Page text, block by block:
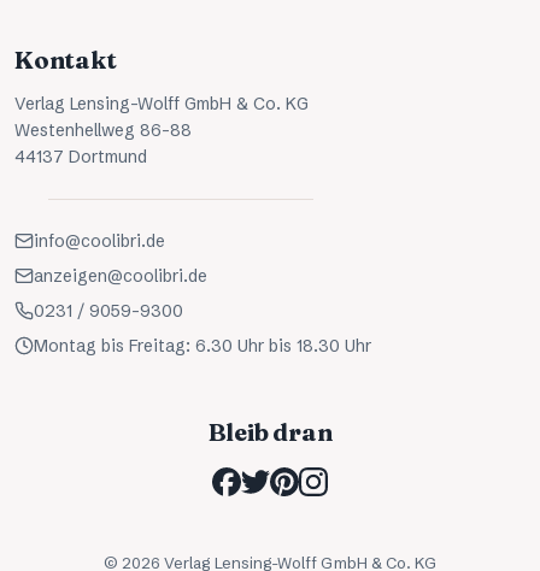
Kontakt
Verlag Lensing-Wolff GmbH & Co. KG
Westenhellweg 86-88
44137 Dortmund
info@coolibri.de
anzeigen@coolibri.de
0231 / 9059-9300
Montag bis Freitag: 6.30 Uhr bis 18.30 Uhr
Bleib dran
© 2026 Verlag Lensing-Wolff GmbH & Co. KG